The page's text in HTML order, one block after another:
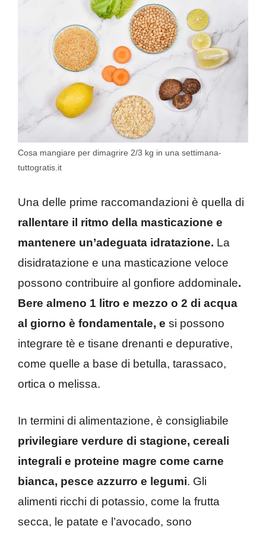
Cosa mangiare per dimagrire 2/3 kg in una settimana-
tuttogratis.it
Una delle prime raccomandazioni è quella di
rallentare il ritmo della masticazione e
mantenere un’adeguata idratazione. La
disidratazione e una masticazione veloce
possono contribuire al gonfiore addominale.
Bere almeno 1 litro e mezzo o 2 di acqua
al giorno è fondamentale, e si possono
integrare tè e tisane drenanti e depurative,
come quelle a base di betulla, tarassaco,
ortica o melissa.
In termini di alimentazione, è consigliabile
privilegiare verdure di stagione, cereali
integrali e proteine magre come carne
bianca, pesce azzurro e legumi. Gli
alimenti ricchi di potassio, come la frutta
secca, le patate e l’avocado, sono